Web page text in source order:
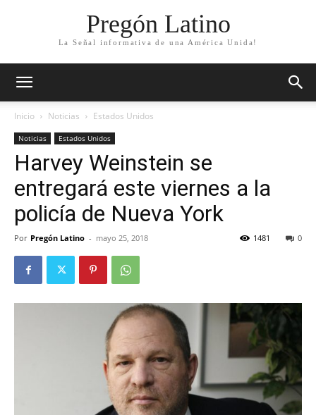
Pregón Latino
La Señal informativa de una América Unida!
Inicio Noticias Estados Unidos
Noticias Estados Unidos
Harvey Weinstein se
entregará este viernes a la
policía de Nueva York
Por Pregón Latino - mayo 25, 2018 0
1481